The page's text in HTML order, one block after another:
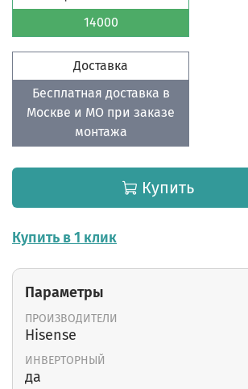
14000
Доставка
Бесплатная доставка в
Москве и МО при заказе
монтажа
Купить
Купить в 1 клик
Параметры
ПРОИЗВОДИТЕЛИ
Hisense
ИНВЕРТОРНЫЙ
да